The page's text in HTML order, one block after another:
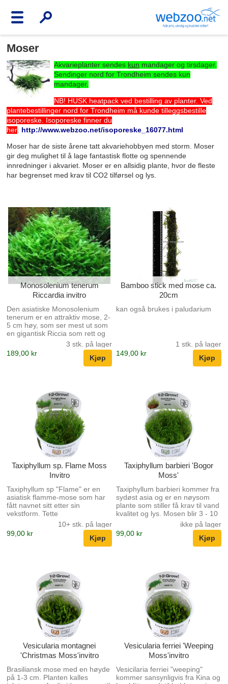
Moser
Akvarieplanter sendes kun mandager og tirsdager.
Sendinger nord for Trondheim sendes kun
mandager.
NB! HUSK heatpack ved bestilling av planter. Ved
plantebestillinger nord for Trondheim må kunde tilleggsbestille
isoporeske. Isoporeske finner du
her: http://www.webzoo.net/isoporeske_16077.html
Moser har de siste årene tatt akvariehobbyen med storm. Moser
gir deg mulighet til å lage fantastisk flotte og spennende
innredninger i akvariet. Moser er en allsidig plante, hvor de fleste
har begrenset med krav til CO2 tilførsel og lys.
Monosolenium tenerum
Riccardia invitro
Den asiatiske Monosolenium
tenerum er en attraktiv mose, 2-
5 cm høy, som ser mest ut som
en gigantisk Riccia som rett og
slett blir liggende i bunnen, hvor
den danner puter. Det er en
sprø plante, og biter brytes lett
av, så det er best å plassere
klumper blant andre planter som
Eleocharis. Når Monosolenium
først har etablert seg, er det
svært lite krevende. Denne
planten er feilaktig kjent som
3 stk. på lager
189,00 kr
Bamboo stick med mose ca.
20cm
kan også brukes i paludarium
1 stk. på lager
149,00 kr
Taxiphyllum sp. Flame Moss
Invitro
Taxiphyllum sp "Flame" er en
asiatisk flamme-mose som har
fått navnet sitt etter sin
vekstform. Tette
opprettvoksende og lett bølgete
planteskudd gir inntrykk av en
dypgrønn leierbål på 5-15 cm
høyde. Denne meget spesielle
og meget sjelden spres den seg
horisontalt. Et flott resultat kan
oppnås ved å binde mosen fast
til små stein eller i små klynger
på trerøtter.
10+ stk. på lager
99,00 kr
Taxiphyllum barbieri 'Bogor
Moss'
Taxiphyllum barbieri kommer fra
sydøst asia og er en nøysom
plante som stiller få krav til vand
kvalitet og lys. Mosen blir 3 - 10
cm høy og vokser villig fast på
alle overflater. Den er veldig
velegnet til å dekorere stein og
fiskesnøre inntil den har vokst
fast til underlaget. Hvis veksten
er for kraftig kan den stusses
med en saks. I yngel akvarier er
planten et fantastisk skjulested
for fiskeungene. ...
ikke på lager
99,00 kr
Vesicularia montagnei
'Christmas Moss'invitro
Brasiliansk mose med en høyde
på 1-3 cm. Planten kalles
Vesicularia ferriei 'Weeping
Moss'invitro
Vesicilaria ferriei "weeping"
kommer sansynligvis fra Kina og